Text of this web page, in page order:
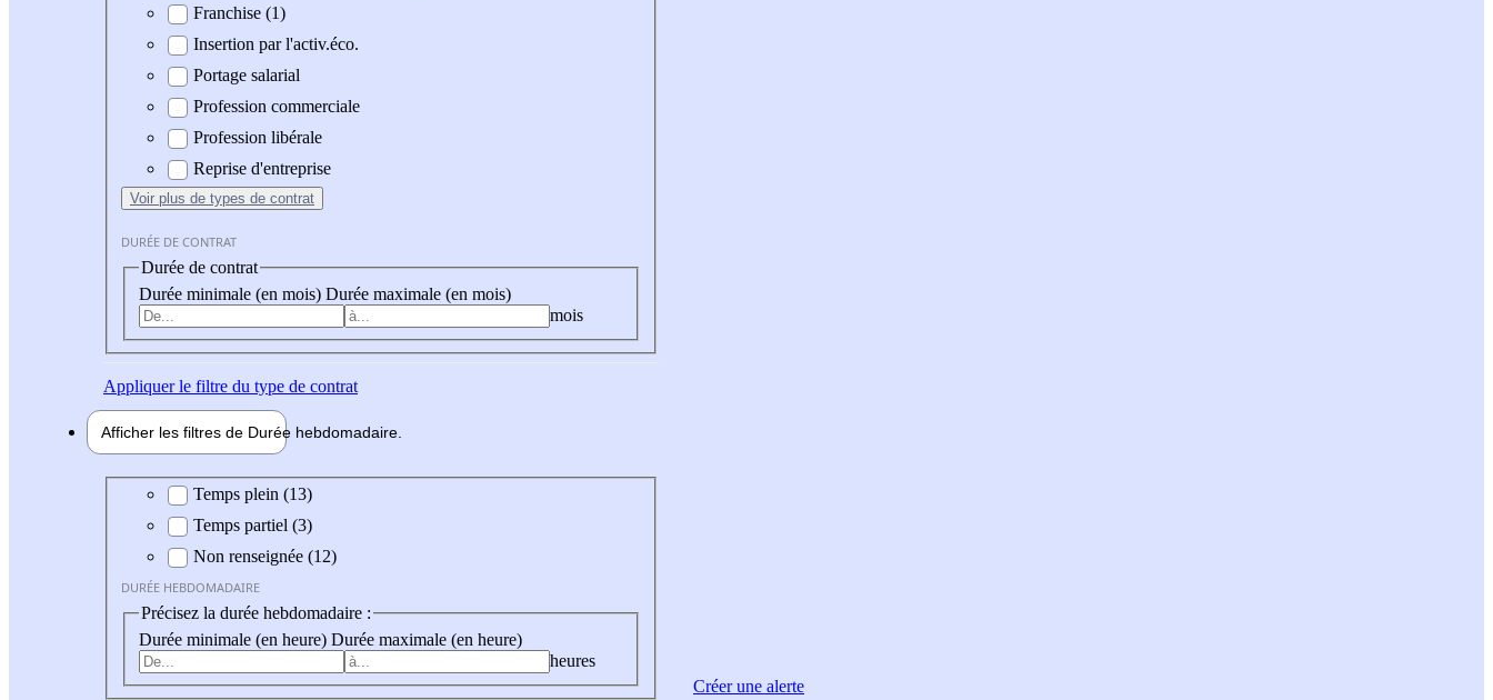
Franchise (1)
Insertion par l'activ.éco.
Portage salarial
Profession commerciale
Profession libérale
Reprise d'entreprise
Voir plus de types de contrat
DURÉE DE CONTRAT
Durée de contrat
Durée minimale (en mois) Durée maximale (en mois)
mois
Appliquerle filtre du type de contrat
Afficher les filtres de Durée hebdomadaire
Durée hebdomadaire
Temps plein (13)
Temps partiel (3)
Non renseignée (12)
DURÉE HEBDOMADAIRE
Précisez la durée hebdomadaire :
Durée minimale (en heure) Durée maximale (en heure)
heures
Créer une alerte